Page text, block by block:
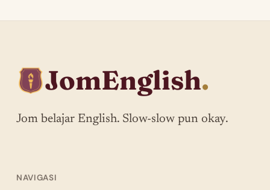
JomEnglish.
Jom belajar English. Slow-slow pun okay.
NAVIGASI